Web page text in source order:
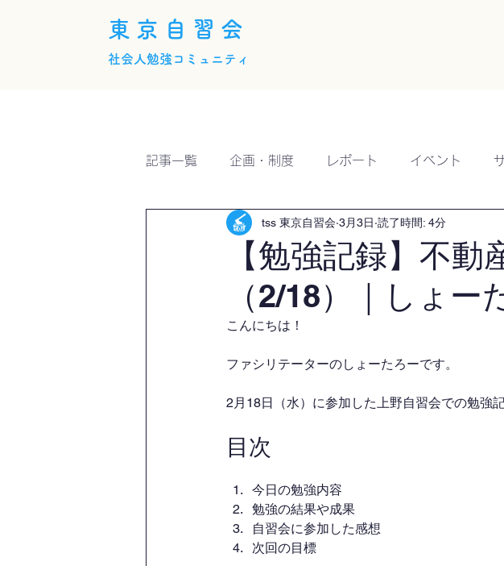
東京自習会
社会人勉強コミュニティ
記事一覧 企画・制度 レポート イベント
【勉強記録】不
（2/18）｜しょー
tss 東京自習会 3月3日 読了時間: 4分
こんにちは！
ファシリテーターのしょーたろーです。
2月18日（水）に参加した上野自習会での勉強
目次
今日の勉強内容
勉強の結果や成果
自習会に参加した感想
次回の目標